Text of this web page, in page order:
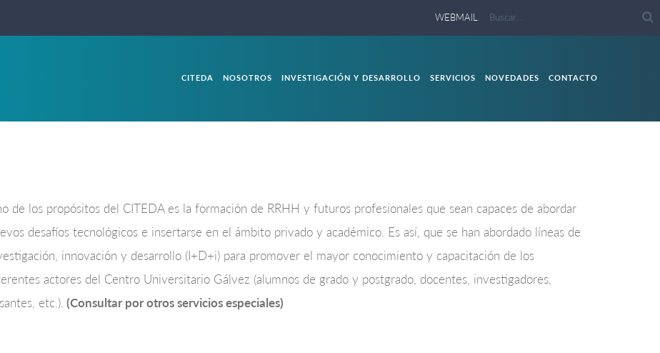
WEBMAIL
CITEDA NOSOTROS INVESTIGACIÓN Y DESARROLLO SERVICIOS NOVEDADES CONTACTO
de los propósitos del CITEDA es la formación de RRHH y futuros profesionales que sean capaces de abordar
desafíos tecnológicos e insertarse en el ámbito privado y académico. Es así, que se han abordado líneas de
innovación y desarrollo (I+D+i) para promover el mayor conocimiento y capacitación de los
actores del Centro Universitario Gálvez (alumnos de grado y postgrado, docentes, investigadores,
etc.). (Consultar por otros servicios especiales)